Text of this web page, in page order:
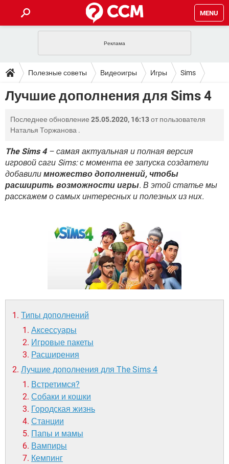
MENU
INSTAGRAM FACEBOOK
ИГРЫ WINDOWS 10
GOOGLE
ПОЛЕЗНЫЕ СОВЕТЫ
TIKTOK TELEGRAM
WHATSAPP INSTAGRAM
FACEBOOK ИГРЫ
ВИДЕО GOOGLE
YANDEX
ЗАГРУЗКИ
WHATSAPP
WINDOWS 10 ВКОНТАКТЕ
GOOGLE
YANDEX
ФОРУМ
WHATSAPP INSTAGRAM
FACEBOOK ИГРЫ
WINDOWS 10 ВКОНТАКТЕ
TIKTOK TELEGRAM
INSTAGRAM
FACEBOOK ИГРЫ
GOOGLE
Полезные советы Видеоигры Игры Sims
Лучшие дополнения для Sims 4
Последнее обновление 25.05.2020, 16:13от пользователя
Наталья Торжанова .
The Sims 4– самая актуальная и полная версия
игровой саги Sims: с момента ее запуска создатели
добавили множество дополнений, чтобы
расширить возможности игры. В этой статье мы
расскажем о самых интересных и полезных из них.
Типы дополнений
Аксессуары
Игровые пакеты
Расширения
Лучшие дополнения для The Sims 4
Встретимся?
Собаки и кошки
Городская жизнь
Станции
Папы и мамы
Вампиры
Кемпинг